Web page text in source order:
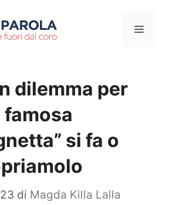
Menu
dilemma per
si fa o
di Magda Killa Lalla